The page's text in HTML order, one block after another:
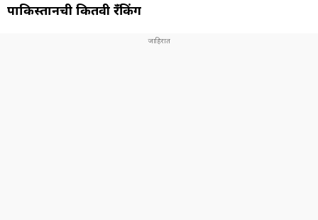
पाकिस्तानची कितवी रँकिंग